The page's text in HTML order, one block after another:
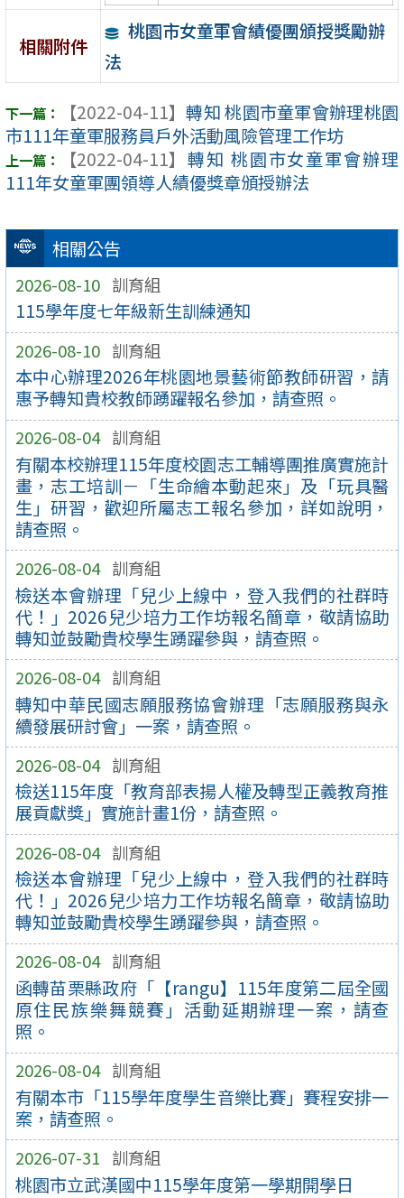
相關公告
2026-08-10 訓育組
115學年度七年級新生訓練通知
2026-08-10 訓育組
本中心辦理2026年桃園地景藝術節教師研習，請
惠予轉知貴校教師踴躍報名參加，請查照。
2026-08-04 訓育組
有關本校辦理115年度校園志工輔導團推廣實施計
畫，志工培訓－「生命繪本動起來」及「玩具醫
生」研習，歡迎所屬志工報名參加，詳如說明，
請查照。
2026-08-04 訓育組
檢送本會辦理「兒少上線中，登入我們的社群時
代！」2026兒少培力工作坊報名簡章，敬請協助
轉知並鼓勵貴校學生踴躍參與，請查照。
2026-08-04 訓育組
轉知中華民國志願服務協會辦理「志願服務與永
續發展研討會」一案，請查照。
2026-08-04 訓育組
檢送115年度「教育部表揚人權及轉型正義教育推
展貢獻獎」實施計畫1份，請查照。
2026-08-04 訓育組
檢送本會辦理「兒少上線中，登入我們的社群時
代！」2026兒少培力工作坊報名簡章，敬請協助
轉知並鼓勵貴校學生踴躍參與，請查照。
2026-08-04 訓育組
函轉苗栗縣政府「【rangu】115年度第二屆全國
原住民族樂舞競賽」活動延期辦理一案，請查
照。
2026-08-04 訓育組
有關本市「115學年度學生音樂比賽」賽程安排一
案，請查照。
2026-07-31 訓育組
桃園市立武漢國中115學年度第一學期開學日
相關附件
桃園市女童軍會績優團頒授獎勵辦
法
【2022-04-11】 轉知 桃園市童軍會辦理桃園
市111年童軍服務員戶外活動風險管理工作坊
【2022-04-11】 轉知 桃園市女童軍會辦理
111年女童軍團領導人績優獎章頒授辦法